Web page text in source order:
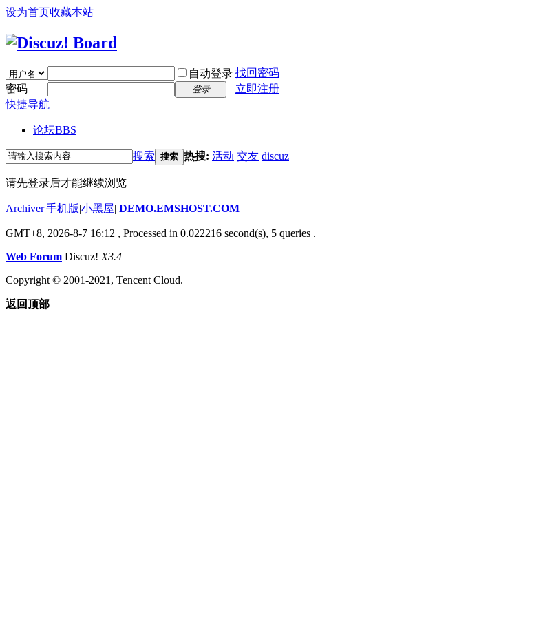
设为首页收藏本站
自动登录 找回密码
密码
登录
立即注册
快捷导航
论坛BBS
搜索 搜索 热搜: 活动 交友 discuz
请先登录后才能继续浏览
Archiver|手机版|小黑屋| DEMO.EMSHOST.COM
GMT+8, 2026-8-7 16:12 , Processed in 0.022216 second(s), 5 queries .
Web Forum Discuz! X3.4
Copyright © 2001-2021, Tencent Cloud.
返回顶部